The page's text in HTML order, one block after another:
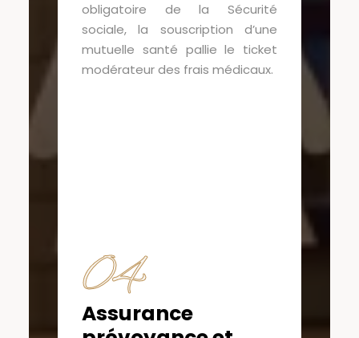
obligatoire de la Sécurité
sociale, la souscription d’une
mutuelle santé pallie le ticket
modérateur des frais médicaux.
04
Assurance